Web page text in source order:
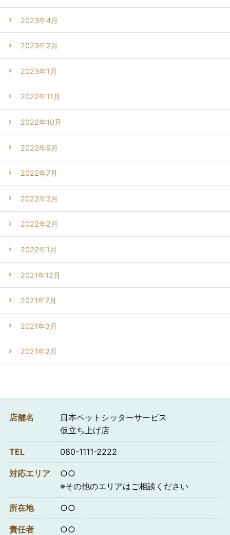
2023年4月
2023年2月
2023年1月
2022年11月
2022年10月
2022年9月
2022年7月
2022年3月
2022年2月
2022年1月
2021年12月
2021年7月
2021年3月
2021年2月
店舗名
日本ペットシッターサービス
仮立ち上げ店
TEL 080-1111-2222
対応エリア
○○
※その他のエリアはご相談ください
所在地 ○○
責任者 ○○